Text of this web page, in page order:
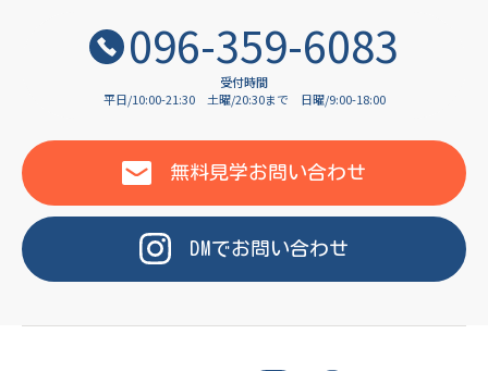
096-359-6083
受付時間
平日/10:00-21:30
土曜/20:30まで 日曜/9:00-18:00
無料見学お問い合わせ
DMでお問い合わせ